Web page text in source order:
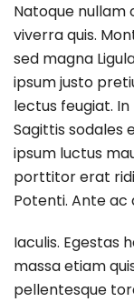
Natoque nullam
viverra quis.
sed magna
ipsum justo
lectus feugiat.
Sagittis sodales
ipsum luctus
porttitor erat
Potenti. Ante ac
Iaculis. Egestas
massa etiam
pellentesque